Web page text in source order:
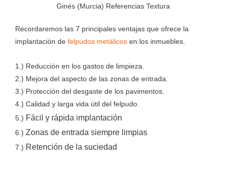
Ginés (Murcia) Referencias Textura
Recordaremos las 7 principales ventajas que ofrece la
implantación de felpudos metálicos en los inmuebles.
1.) Reducción en los gastos de limpieza.
2.) Mejora del aspecto de las zonas de entrada.
3.) Protección del desgaste de los pavimentos.
4.) Calidad y larga vida útil del felpudo.
5.) Fácil y rápida implantación
6.) Zonas de entrada siempre limpias
7.) Retención de la suciedad